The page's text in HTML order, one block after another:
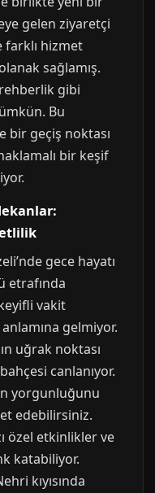
gelen ziyaretçi
farklı hizmet
sağlamış.
gibi
Bu
bir geçiş noktası
bir keşif
gece hayatı
etrafında
vakit
gelmiyor.
uğrak noktası
canlanıyor.
yorgunluğunu
edebilirsiniz.
özel etkinlikler ve
katabiliyor.
kıyısında